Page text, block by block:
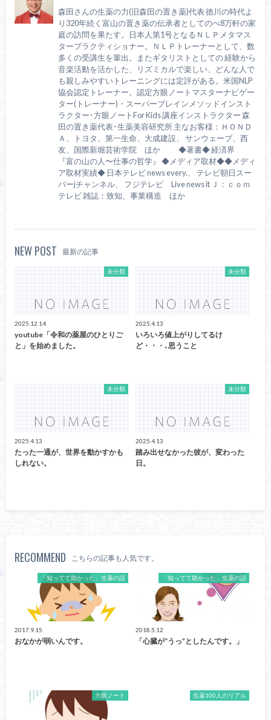
森田さんの生薬の力(旧森田の置き薬)代表 徳川の時代よ
り320年続く富山の置き薬の伝承者としてのべ8万軒の家
庭の訪問を果たす。日本人第1号となるＮＬＰメタマス
タープラクティショナー。ＮＬＰトレーナーとして、数
多くの受講生を輩出。またギタリストとしての 経験から
音楽活動を活かした、リズミカルで楽しい、どんな人で
も親しみやすいトレーニングには定評がある。米国NLP
協会認定トレーナー。認定方眼ノートマスターナビゲー
ター(トレーナー)・スーパーブレインメソッドインスト
ラクター･方眼ノートFor Kids 講座インストラクター 森
田の置き薬代表･生薬美容研究所 主なお客様：ＨＯＮＤ
Ａ、トヨタ、第一生命、大成建設、 サンウェーブ、西
友、国際新堀芸術学院 ほか ◆著書◆ 経済界
『富の山の人〜仕事の哲学』 ◆メディア取材◆◆メディ
ア取材実績◆ 日本テレビ news every.、 テレビ朝日スー
パーjチャンネル、 フジテレビ Live news it Ｊ：ｃｏｍ
テレビ 雑誌：致知、事業構造 ほか
NEW POST 最新の記事
未分類
2025.12.14
youtube「令和の薬屋のひとりご
と」を始めました。
未分類
2025.4.13
いろいろ値上がりしてるけ
ど・・・､思うこと
未分類
2025.4.13
たった一通が、世界を動かすかも
しれない。
未分類
2025.4.13
踏み出せなかった彼が、変わった
日。
RECOMMEND こちらの記事も人気です。
「知ってて助かった」生薬の話
2017.9.15
おなかが弱いんです。
「知ってて助かった」生薬の話
2018.5.12
「心臓が“うっ”としたんです。」
方眼ノート 生薬100人のリアル